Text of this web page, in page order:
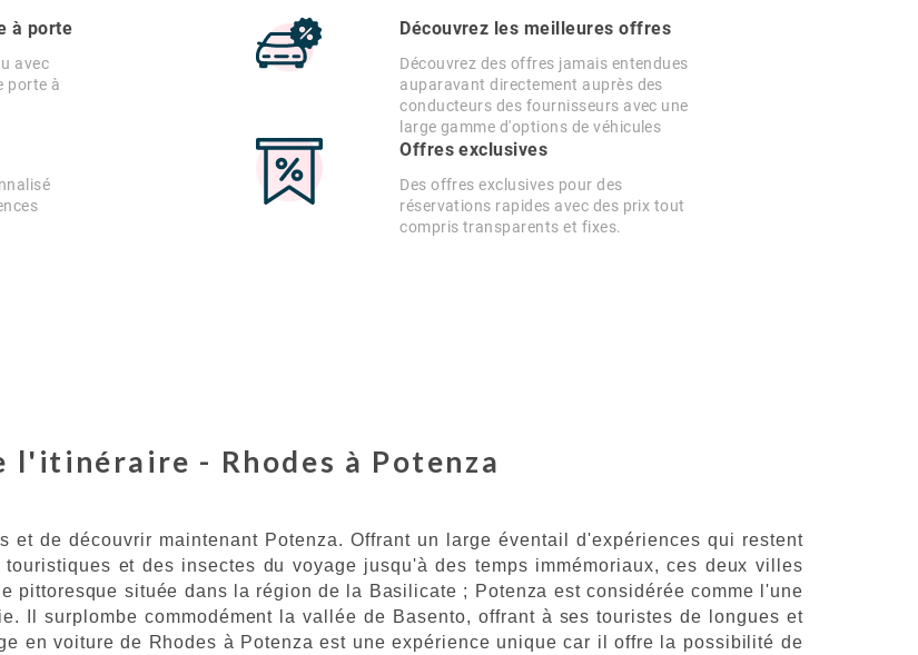
à porte
avec
porte à
Découvrez les meilleures offres
Découvrez des offres jamais entendues
auparavant directement auprès des
conducteurs des fournisseurs avec une
large gamme d'options de véhicules
Offres exclusives
Des offres exclusives pour des
réservations rapides avec des prix tout
compris transparents et fixes.
l'itinéraire - Rhodes à Potenza
et de découvrir maintenant Potenza. Offrant un large éventail d'expériences qui restent
et des insectes du voyage jusqu'à des temps immémoriaux, ces deux villes
pittoresque située dans la région de la Basilicate ; Potenza est considérée comme l'une
Il surplombe commodément la vallée de Basento, offrant à ses touristes de longues et
en voiture de Rhodes à Potenza est une expérience unique car il offre la possibilité de